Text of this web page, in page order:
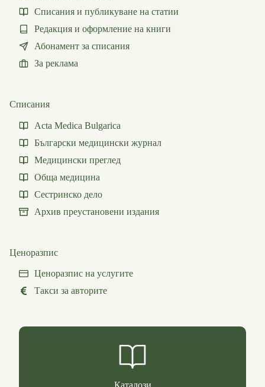
Списания и публикуване на статии
Редакция и оформление на книги
Абонамент за списания
За реклама
Списания
Acta Medica Bulgarica
Български медицински журнал
Медицински преглед
Обща медицина
Сестринско дело
Архив преустановени издания
Ценоразпис
Ценоразпис на услугите
Такси за авторите